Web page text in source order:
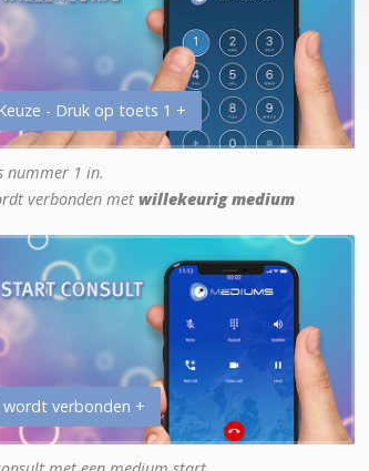
- Druk op toets 1 +
nummer 1 in.
verbonden met willekeurig medium
wordt verbonden +